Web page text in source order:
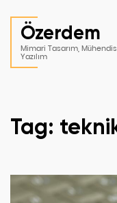
Özerdem
Mimari Tasarım,
Yazılım
Tag: